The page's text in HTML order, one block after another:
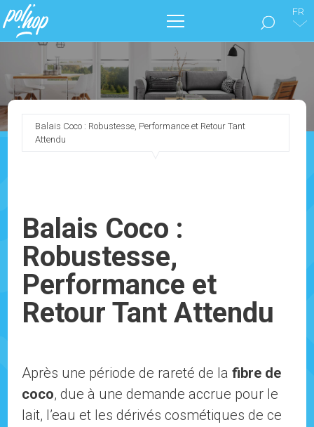
FR
LA MARQUE POL’HOP
MARKETING
BLOG
CONTACTEZ-NOUS !
Balais Coco : Robustesse, Performance et Retour Tant
Attendu
Balais Coco :
Robustesse,
Performance et
Retour Tant Attendu
Après une période de rareté de lafibre de
coco, due à une demande accrue pour le
lait, l’eau et les dérivés cosmétiques de ce